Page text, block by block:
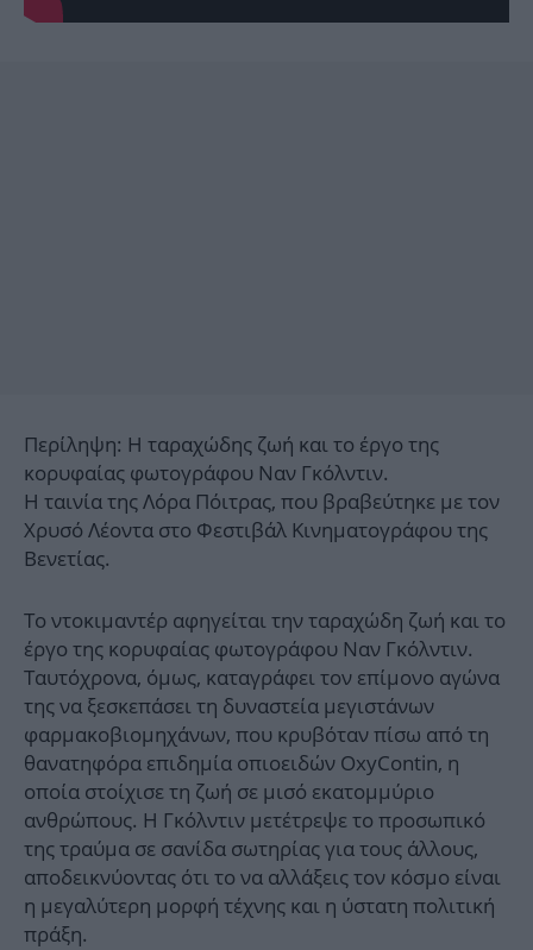
Περίληψη: Η ταραχώδης ζωή και το έργο της
κορυφαίας φωτογράφου Ναν Γκόλντιν.
Η ταινία της Λόρα Πόιτρας, που βραβεύτηκε με τον
Χρυσό Λέοντα στο Φεστιβάλ Κινηματογράφου της
Βενετίας.
Το ντοκιμαντέρ αφηγείται την ταραχώδη ζωή και το
έργο της κορυφαίας φωτογράφου Ναν Γκόλντιν.
Ταυτόχρονα, όμως, καταγράφει τον επίμονο αγώνα
της να ξεσκεπάσει τη δυναστεία μεγιστάνων
φαρμακοβιομηχάνων, που κρυβόταν πίσω από τη
θανατηφόρα επιδημία οπιοειδών OxyContin, η
οποία στοίχισε τη ζωή σε μισό εκατομμύριο
ανθρώπους. Η Γκόλντιν μετέτρεψε το προσωπικό
της τραύμα σε σανίδα σωτηρίας για τους άλλους,
αποδεικνύοντας ότι το να αλλάξεις τον κόσμο είναι
η μεγαλύτερη μορφή τέχνης και η ύστατη πολιτική
πράξη.